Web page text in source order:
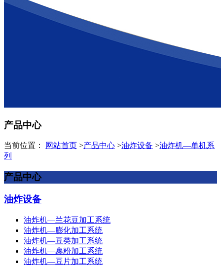
产品中心
当前位置： 网站首页 >产品中心 >油炸设备 >油炸机—单机系
列
产品中心
油炸设备
油炸机—兰花豆加工系统
油炸机—膨化加工系统
油炸机—豆类加工系统
油炸机—裹粉加工系统
油炸机—豆片加工系统